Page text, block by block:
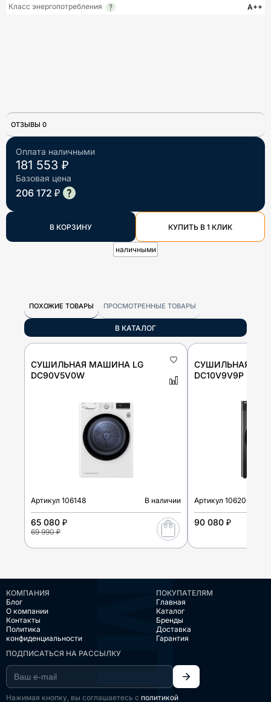
Оплата наличными
181 553 ₽
Базовая цена
206 172 ₽
В КОРЗИНУ КУПИТЬ В 1 КЛИК
наличными
Класс энергопотребления A++
ОТЗЫВЫ 0
ПОХОЖИЕ ТОВАРЫ ПРОСМОТРЕННЫЕ ТОВАРЫ
В КАТАЛОГ
СУШИЛЬНАЯ МАШИНА LG
DC90V5V0W
Артикул 106148 В наличии
65 080 ₽
69 990 ₽
СУШИЛЬНАЯ
DC10V9V9P
Артикул 106200
90 080 ₽
КОМПАНИЯ
Блог
О компании
Контакты
Политика
конфиденциальности
ПОКУПАТЕЛЯМ
Главная
Каталог
Бренды
Доставка
Гарантия
ПОДПИСАТЬСЯ НА РАССЫЛКУ
Нажимая кнопку, вы соглашаетесь с политикой